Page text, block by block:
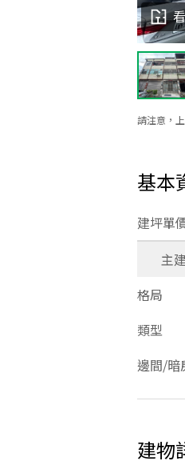
請注意，
基本
建坪單
主
格局
類型
邊間/暗
建物